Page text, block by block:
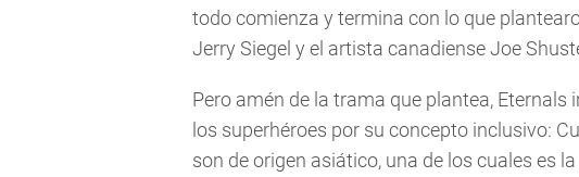
todo comienza y termina con lo que
Jerry Siegel y el artista canadiense Joe
Pero amén de la trama que plantea,
los superhéroes por su concepto inclusivo:
son de origen asiático, una de los cuales es